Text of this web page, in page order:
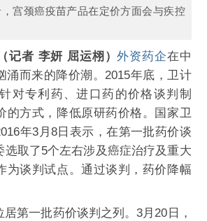
宫颈癌疫苗产品在定价方面会与疾控
记者 李妍 屈运栩）外资药企在中
涌而来的降价潮。2015年底，卫计
对专利药、进口药的价格谈判制
的方式，降低原研药价格。国家卫
年3月8日表示，在第一批药价谈
选取了5个左右涉及癌症治疗及重大
为谈判试点。通过谈判，药价降幅
居第一批药价谈判之列。3月20日，